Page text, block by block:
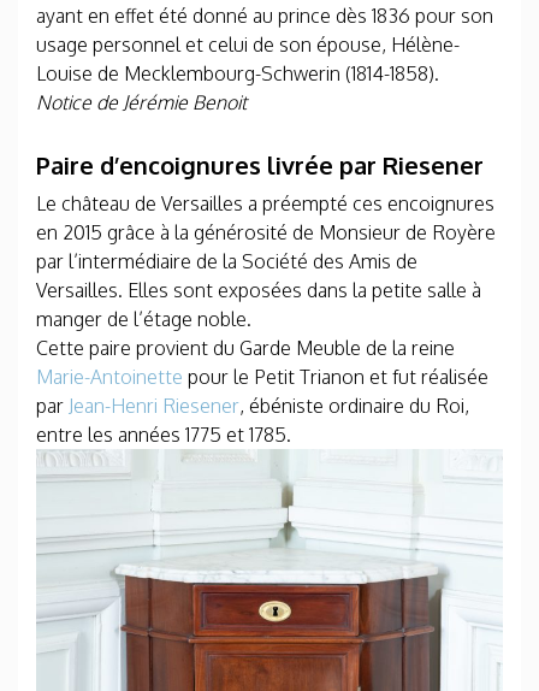
ayant en effet été donné au prince dès 1836 pour son
usage personnel et celui de son épouse, Hélène-
Louise de Mecklembourg-Schwerin (1814-1858).
Notice de Jérémie Benoit
Paire d’encoignures livrée par Riesener
Le château de Versailles a préempté ces encoignures
en 2015 grâce à la générosité de Monsieur de Royère
par l’intermédiaire de la Société des Amis de
Versailles. Elles sont exposées dans la petite salle à
manger de l’étage noble.
Cette paire provient du Garde Meuble de la reine
Marie-Antoinette pour le Petit Trianon et fut réalisée
par Jean-Henri Riesener, ébéniste ordinaire du Roi,
entre les années 1775 et 1785.